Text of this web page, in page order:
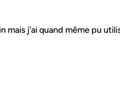
mais j’ai quand même pu